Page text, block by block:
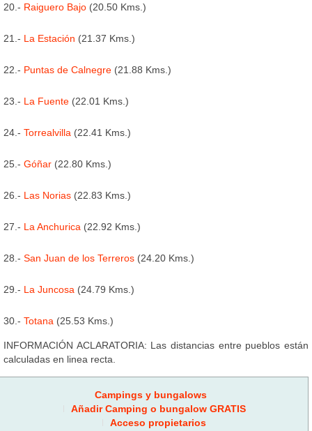
20.- Raiguero Bajo (20.50 Kms.)
21.- La Estación (21.37 Kms.)
22.- Puntas de Calnegre (21.88 Kms.)
23.- La Fuente (22.01 Kms.)
24.- Torrealvilla (22.41 Kms.)
25.- Góñar (22.80 Kms.)
26.- Las Norias (22.83 Kms.)
27.- La Anchurica (22.92 Kms.)
28.- San Juan de los Terreros (24.20 Kms.)
29.- La Juncosa (24.79 Kms.)
30.- Totana (25.53 Kms.)
INFORMACIÓN ACLARATORIA: Las distancias entre pueblos están
calculadas en linea recta.
Campings y bungalows
Añadir Camping o bungalow GRATIS
Acceso propietarios